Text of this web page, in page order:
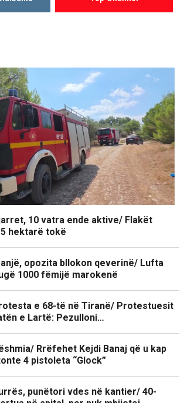
10 vatra ende aktive/ Flakët
hektarë tokë
opozita bllokon qeverinë/ Lufta
1000 fëmijë marokenë
e 68-të në Tiranë/ Protestuesit
e Lartë: Pezulloni…
Rrëfehet Kejdi Banaj që u kap
4 pistoleta “Glock”
punëtori vdes në kantier/ 40-